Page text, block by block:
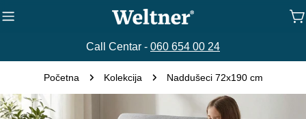
Call Centar - 060 654 00 24
Početna Kolekcija Naddušeci 72x190 cm